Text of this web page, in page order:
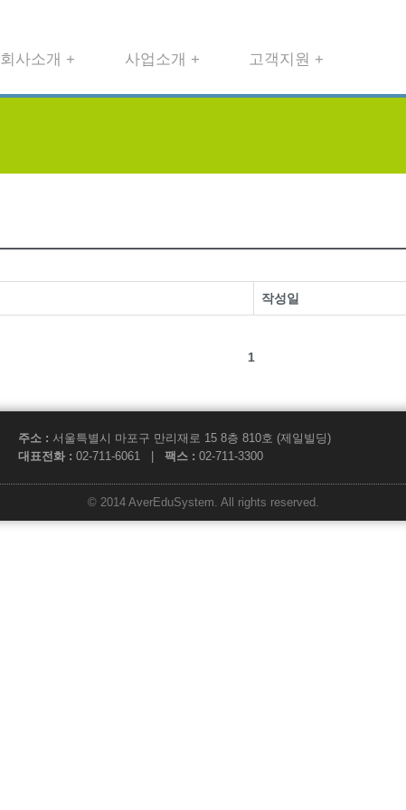
회사소개 + 사업소개 + 고객지원 +
작성일
1
주소 : 서울특별시 마포구 만리재로 15 8층 810호 (제일빌딩)
대표전화 : 02-711-6061 | 팩스 : 02-711-3300
© 2014 AverEduSystem. All rights reserved.